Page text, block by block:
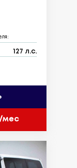
127 л.с.
мес